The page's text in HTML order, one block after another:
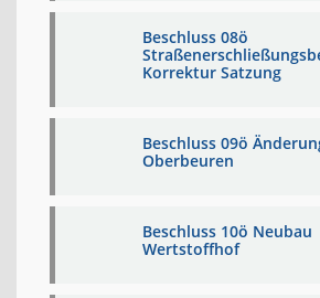
Beschluss 08ö
Korrektur Satzung
Beschluss 09ö
Oberbeuren
Beschluss 10ö Neubau
Wertstoffhof